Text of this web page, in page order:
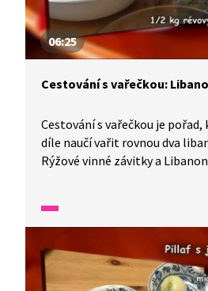
06:25
Cestování s vařečkou:
Cestování s vařečkou je
díle naučí vařit rovnou dva
Rýžové vinné závitky a
překvapení.